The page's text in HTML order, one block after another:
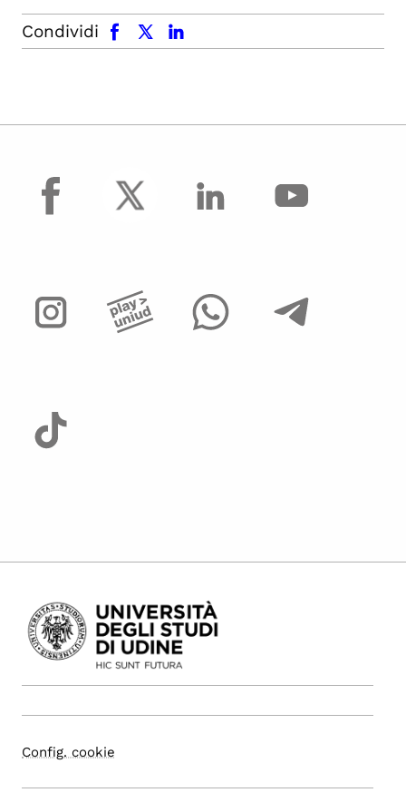
Condividi
facebook x.com linkedin
facebook
Config. cookie